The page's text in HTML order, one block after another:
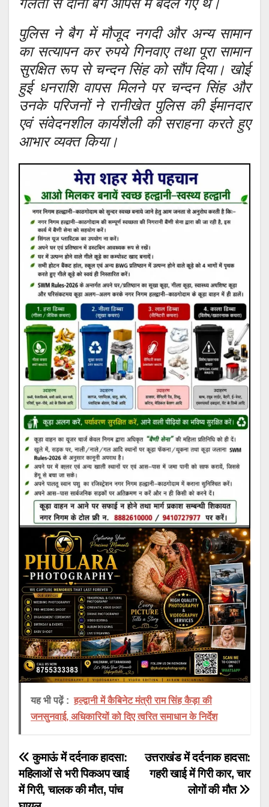
पुलिस ने बैग में मौजूद नगदी और अन्य सामान
का सत्यापन कर रुपये गिनवाए तथा पूरा सामान
सुरक्षित रूप से चन्दन सिंह को सौंप दिया। खोई
हुई धनराशि वापस मिलने पर चन्दन सिंह और
उनके परिजनों ने रानीखेत पुलिस की ईमानदार
एवं संवेदनशील कार्यशैली की सराहना करते हुए
आभार व्यक्त किया।
यह भी पढ़ें : हल्द्वानी में कैबिनेट मंत्री राम सिंह कैड़ा की
जनसुनवाई, अधिकारियों को दिए त्वरित समाधान के निर्देश
Post
navigation
उत्तराखंड में दर्दनाक हादसा:
गहरी खाई में गिरी कार, चार
लोगों की मौत
कुमाऊं में दर्दनाक हादसा:
महिलाओं से भरी पिकअप खाई
में गिरी, चालक की मौत, पांच